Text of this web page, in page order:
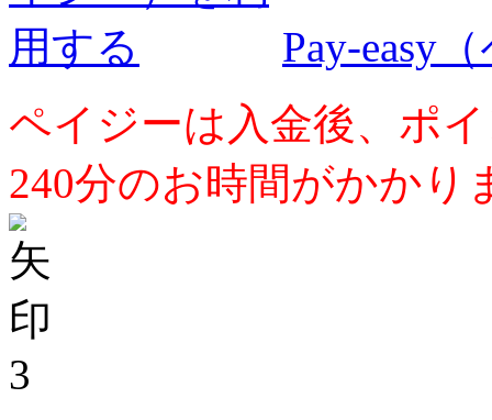
Pay-easy
ペイジーは入金後、ポ
240分のお時間がかかり
3